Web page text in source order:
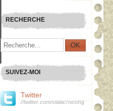
RECHERCHE
SUIVEZ-MOI
Twitter
//twitter.com/slalacrossing